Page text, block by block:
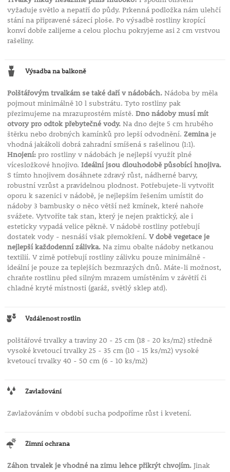
vyžaduje světlo a nepatří do půdy. Prkenná podložka nám ulehčí
stání na připravené sázecí ploše. Po výsadbě rostliny kropící
konví dobře zalijeme a celou plochu pokryjeme asi 2 cm vrstvou
rašeliny.
Výsadba na balkoně
Polštářovým trvalkám se také daří v nádobách.Nádoba by měla
pojmout minimálně 10 l substrátu. Tyto rostliny pak
přezimujeme na mrazuprostém místě. Dno nádoby musí mít
otvory pro odtok přebytečné vody.Na dno dejte 5 cm hrubého
štěrku nebo drobných kamínků pro lepší odvodnění. Zeminaje
vhodná jakákoli dobrá zahradní smíšená s rašelinou (1:1).
Hnojení:pro rostliny v nádobách je nejlepší využít plné
vícesložkové hnojivo. Ideální jsou dlouhodobě působící hnojiva.
S tímto hnojivem dosáhnete zdravý růst, nádherné barvy,
robustní vzrůst a pravidelnou plodnost. Potřebujete-li vytvořit
oporu k sazenici v nádobě, je nejlepším řešením umístit do
nádoby 3 bambusky o něco větší než kmínek, které nahoře
svážete. Vytvoříte tak stan, který je nejen praktický, ale i
esteticky vypadá velice pěkně. V nádobě rostliny potřebují
dostatek vody - nesnáší však přemokření. V době vegetace je
nejlepší každodenní zálivka.Na zimu obalte nádoby netkanou
textilií. V zimě potřebují rostliny zálivku pouze minimálně -
ideální je pouze za teplejších bezmrazých dnů. Máte-li možnost,
chraňte rostlinu před silným mrazem umístěním v závětří či
chladné kryté místnosti (garáž, světlý sklep atd).
Vzdálenost rostlin
polštářové trvalky a traviny 20 - 25 cm (18 - 20 ks/m2) středně
vysoké kvetoucí trvalky 25 - 35 cm (10 - 15 ks/m2) vysoké
kvetoucí trvalky 40 - 50 cm (6 - 10 ks/m2)
Zavlažování
Zavlažováním v období sucha podpoříme růst i kvetení.
Zimní ochrana
Záhon trvalek je vhodné na zimu lehce přikrýt chvojím.Jinak